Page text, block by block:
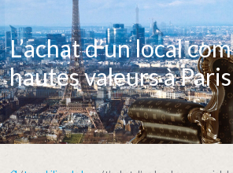
L’achat d’un local
hautes valeurs à Paris